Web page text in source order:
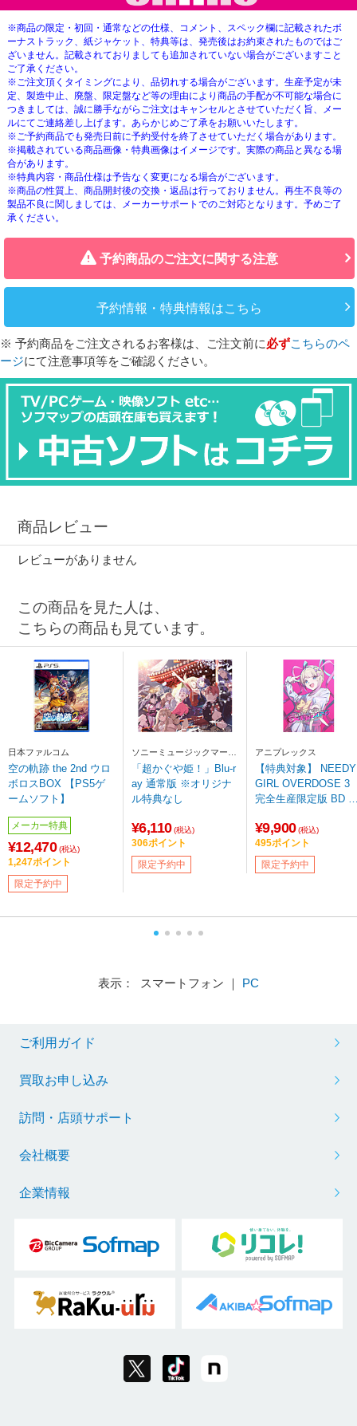
※商品の限定・初回・通常などの仕様、コメント、スペック欄に記載されたボ
ーナストラック、紙ジャケット、特典等は、発売後はお約束されたものではご
ざいません。記載されておりましても追加されていない場合がございますこと
ご了承ください。
※ご注文頂くタイミングにより、品切れする場合がございます。生産予定が未
定、製造中止、廃盤、限定盤など等の理由により商品の手配が不可能な場合に
つきましては、誠に勝手ながらご注文はキャンセルとさせていただく旨、メー
ルにてご連絡差し上げます。あらかじめご了承をお願いいたします。
※ご予約商品でも発売日前に予約受付を終了させていただく場合があります。
※掲載されている商品画像・特典画像はイメージです。実際の商品と異なる場
合があります。
※特典内容・商品仕様は予告なく変更になる場合がございます。
※商品の性質上、商品開封後の交換・返品は行っておりません。再生不良等の
製品不良に関しましては、メーカーサポートでのご対応となります。予めご了
承ください。
予約商品のご注文に関する注意
予約情報・特典情報はこちら
※ 予約商品をご注文されるお客様は、ご注文前に必ずこちらのペ
ージにて注意事項等をご確認ください。
商品レビュー
レビューがありません
この商品を見た人は、
こちらの商品も見ています。
日本ファルコム
空の軌跡 the 2nd ウロ
ボロスBOX 【PS5ゲ
ームソフト】
メーカー特典
¥12,470 (税込)
1,247ポイント
限定予約中
ソニーミュージックマーケ
ティング
「超かぐや姫！」Blu-r
ay 通常版 ※オリジナ
ル特典なし
¥6,110 (税込)
306ポイント
限定予約中
アニプレックス
【特典対象】 NEEDY
GIRL OVERDOSE 3
完全生産限定版 BD
全巻連続購入特典「
き下ろしイラスト 全
収納BOX＆オーロラ
バッジ6個セット」
¥9,900 (税込)
495ポイント
限定予約中
表示： スマートフォン ｜ PC
ご利用ガイド
買取お申し込み
訪問・店頭サポート
会社概要
企業情報